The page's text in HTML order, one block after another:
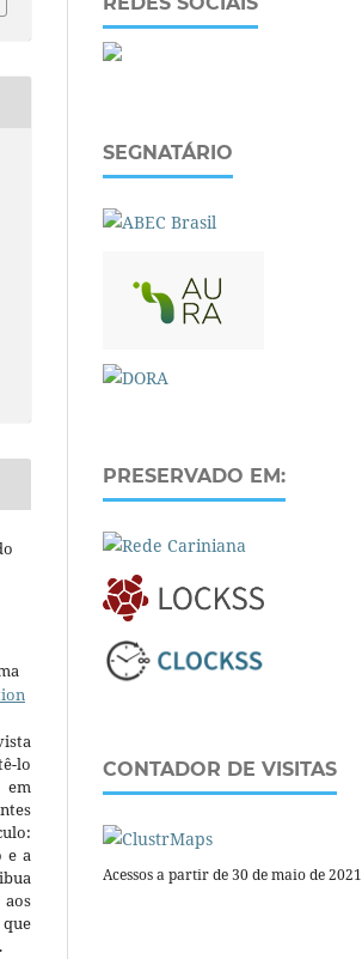
lo
em
e a
SEGNATÁRIO
PRESERVADO EM:
CONTADOR DE VISITAS
Acessos a partir de 30 de maio de 2021